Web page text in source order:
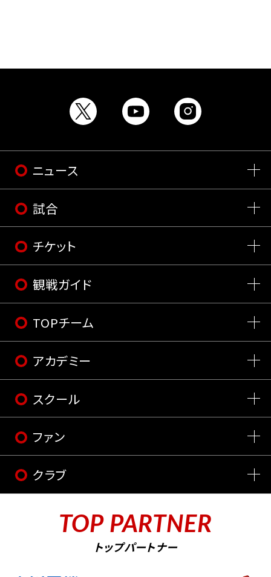
ニュース
試合
チケット
観戦ガイド
TOPチーム
アカデミー
スクール
ファン
クラブ
TOP PARTNER
トップパートナー